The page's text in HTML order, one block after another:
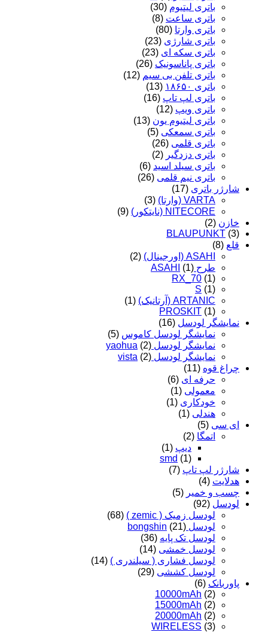
باتری لیتیوم (30)
باتری ساعت (8)
باتری وارتا (80)
باتری شارژی (23)
باتری سکه ای (23)
باتری پاناسونیک (26)
باتری تلفن بی سیم (12)
باتری ۱۸۶۵۰
(13)
باتری لپ تاپ (16)
باتری ویپ (12)
باتری لیتیوم یون (13)
باتری سمعکی (5)
باتری قلمی (26)
باتری دزدگیر (2)
باتری سیلد اسید (6)
باتری نیم قلمی (26)
شارژر باتری (17)
VARTA (وارتا)
(3)
NITECORE (نایتکور)
(9)
خازن (2)
BLAUPUNKT (3)
قلع (8)
ASAHI (اورجینال)
(2)
طرح ASAHI (1)
RX_70 (1)
S (1)
ARTANIC (آرتانیک)
(1)
PROSKIT (1)
نمایشگر لودسل (16)
نمایشگر لودسل کاموس (5)
نمایشگر لودسل yaohua (2)
نمایشگر لودسل vista (2)
چراغ قوه (11)
حرفه ای (6)
معمولی (1)
خودکاری (1)
هندلی (1)
ای سی (5)
اتمگا (2)
دیپ (1)
smd (1)
شارژر لپ تاپ (7)
هدلایت (4)
چسب و خمیر (5)
لودسل (92)
لودسل زمیک ( zemic )
(68)
لودسل bongshin (21)
لودسل تک پایه (36)
لودسل خمشی (14)
لودسل فشاری ( سیلندری ) (14)
لودسل کششی (29)
پاوربانک (6)
10000mAh (2)
15000mAh (2)
20000mAh (2)
WIRELESS (3)